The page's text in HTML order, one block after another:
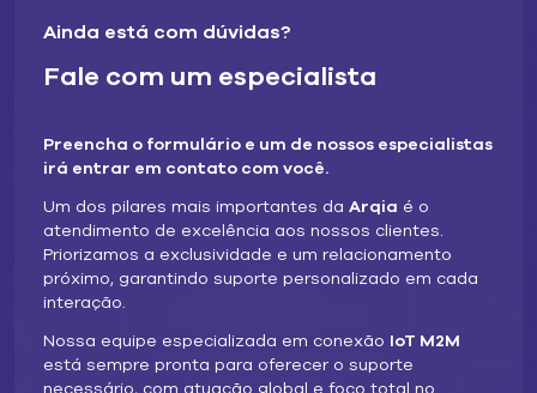
um Aliado Poderoso na Segurança
Urbana
em cidades onde os diferentes sistemas urbanos trabalham
em sintonia perfeita. E isso inclui desde uma mobilidade
inteligentes. Mas o elemento da segurança é, certamente,
uma das principais prioridades nesse cenário.
As plataformas IoT têm sido fundamentais para modernizar
e integrar operações de segurança urbana em muitas
câmeras conectadas através daconectividade M2M, é
possível monitorar as vias públicas em tempo real,
Ainda está com dúvidas?
Fale com um especialista
Preencha o formulário e um de nossos especialistas
irá entrar em contato com você.
Um dos pilares mais importantes da Arqia é o
atendimento de excelência aos nossos clientes.
Priorizamos a exclusividade e um relacionamento
próximo, garantindo suporte personalizado em cada
interação.
Nossa equipe especializada em conexão IoT M2M
está sempre pronta para oferecer o suporte